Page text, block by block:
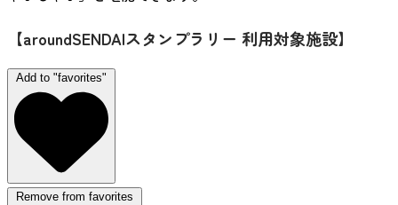
【aroundSENDAIスタンプラリー 利用対象施設】
Add to "favorites"
Remove from favorites